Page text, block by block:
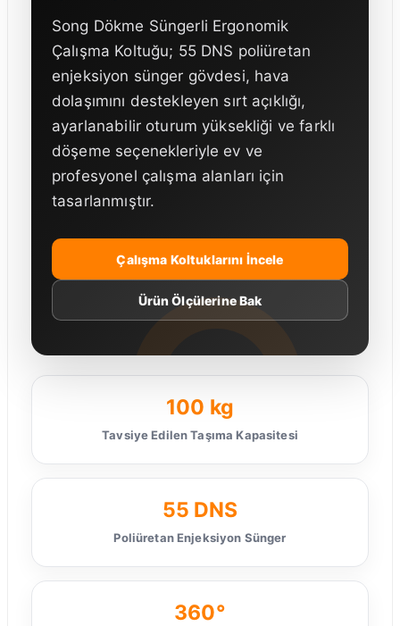
Song Dökme Süngerli Ergonomik
Çalışma Koltuğu; 55 DNS poliüretan
enjeksiyon sünger gövdesi, hava
dolaşımını destekleyen sırt açıklığı,
ayarlanabilir oturum yüksekliği ve farklı
döşeme seçenekleriyle ev ve
profesyonel çalışma alanları için
tasarlanmıştır.
Çalışma Koltuklarını İncele
Ürün Ölçülerine Bak
100 kg
Tavsiye Edilen Taşıma Kapasitesi
55 DNS
Poliüretan Enjeksiyon Sünger
360°